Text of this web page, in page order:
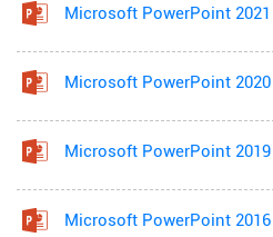
Microsoft PowerPoint 2021
Microsoft PowerPoint 2020
Microsoft PowerPoint 2019
Microsoft PowerPoint 2016